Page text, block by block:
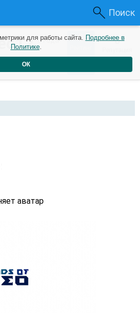
Поиск
3 года 0 0
аватар
для работы сайта. Подробнее в
Политике.
ОК